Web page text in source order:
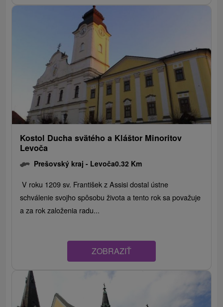
Kostol Ducha svätého a Kláštor Minoritov
Levoča
Prešovský kraj - Levoča0.32 Km
V roku 1209 sv. František z Assisi dostal ústne
schválenie svojho spôsobu života a tento rok sa považuje
a za rok založenia radu...
ZOBRAZIŤ